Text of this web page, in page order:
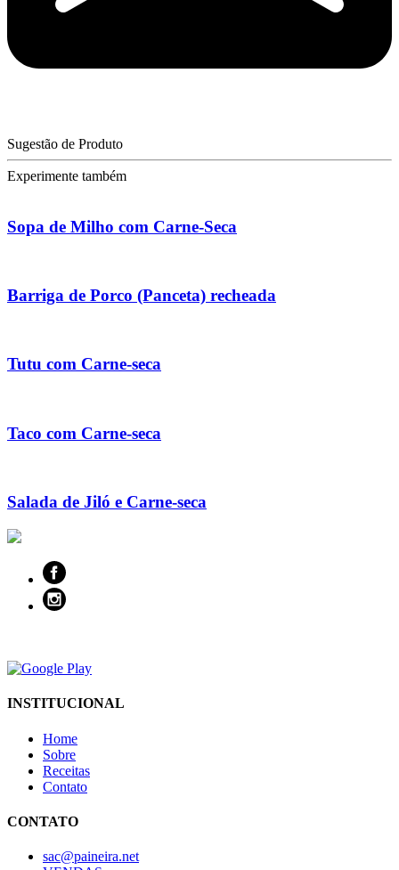
Sugestão de Produto
Experimente também
Sopa de Milho com Carne-Seca
Barriga de Porco (Panceta) recheada
Tutu com Carne-seca
Taco com Carne-seca
Salada de Jiló e Carne-seca
INSTITUCIONAL
Home
Sobre
Receitas
Contato
CONTATO
sac@paineira.net